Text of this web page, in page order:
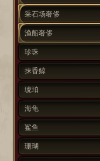
采石场奢侈
渔船奢侈
珍珠
抹香鲸
琥珀
海龟
鲨鱼
珊瑚